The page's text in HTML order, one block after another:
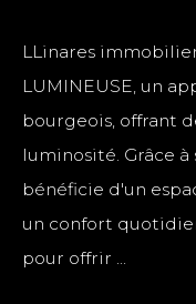
LLinares
LUMINEUSE, un
bourgeois, offrant
luminosité. Grâce à
bénéficie d'un
un confort
pour offrir ...